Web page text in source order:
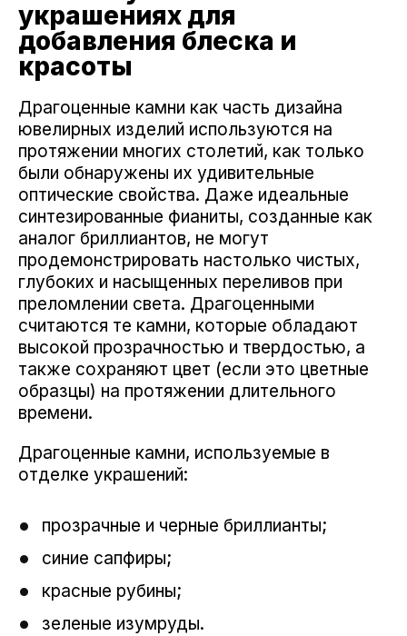
украшениях для
добавления блеска и
красоты
Драгоценные камни как часть дизайна
ювелирных изделий используются на
протяжении многих столетий, как только
были обнаружены их удивительные
оптические свойства. Даже идеальные
синтезированные фианиты, созданные как
аналог бриллиантов, не могут
продемонстрировать настолько чистых,
глубоких и насыщенных переливов при
преломлении света. Драгоценными
считаются те камни, которые обладают
высокой прозрачностью и твердостью, а
также сохраняют цвет (если это цветные
образцы) на протяжении длительного
времени.
Драгоценные камни, используемые в
отделке украшений:
прозрачные и черные бриллианты;
синие сапфиры;
красные рубины;
зеленые изумруды.